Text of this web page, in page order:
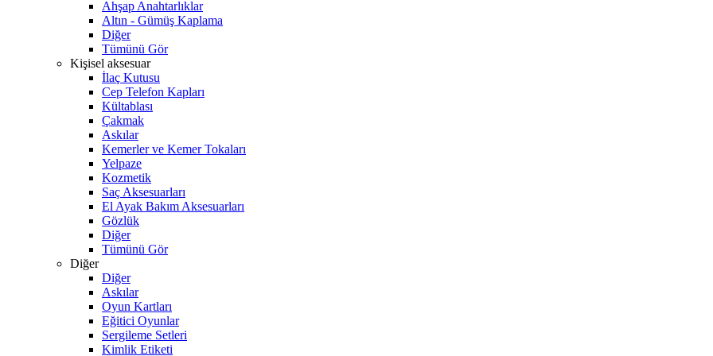
Ahşap Anahtarlıklar
Altın - Gümüş Kaplama
Diğer
Tümünü Gör
Kişisel aksesuar
İlaç Kutusu
Cep Telefon Kapları
Kültablası
Çakmak
Askılar
Kemerler ve Kemer Tokaları
Yelpaze
Kozmetik
Saç Aksesuarları
El Ayak Bakım Aksesuarları
Gözlük
Diğer
Tümünü Gör
Diğer
Diğer
Askılar
Oyun Kartları
Eğitici Oyunlar
Sergileme Setleri
Kimlik Etiketi